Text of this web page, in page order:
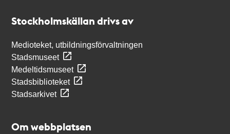
Stockholmskällan drivs av
Medioteket, utbildningsförvaltningen
Stadsmuseet
Medeltidsmuseet
Stadsbiblioteket
Stadsarkivet
Om webbplatsen